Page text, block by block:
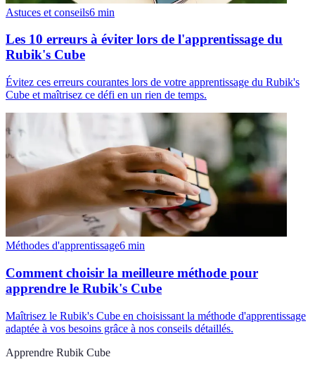
Astuces et conseils6 min
Les 10 erreurs à éviter lors de l'apprentissage du
Rubik's Cube
Évitez ces erreurs courantes lors de votre apprentissage du Rubik's
Cube et maîtrisez ce défi en un rien de temps.
Méthodes d'apprentissage6 min
Comment choisir la meilleure méthode pour
apprendre le Rubik's Cube
Maîtrisez le Rubik's Cube en choisissant la méthode d'apprentissage
adaptée à vos besoins grâce à nos conseils détaillés.
Apprendre Rubik Cube